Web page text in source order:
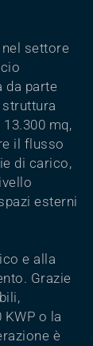
nel settore
da parte
mq,
il flusso
di carico,
esterni
e alla
Grazie
o la
è